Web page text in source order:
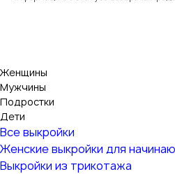
Женщины
Мужчины
Подростки
Дети
Все выкройки
Женские выкройки для
Выкройки из трикотажа